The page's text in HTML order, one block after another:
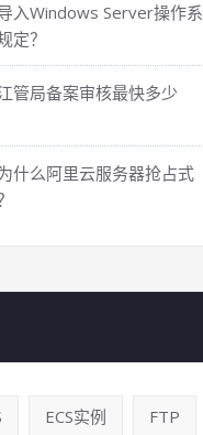
入Windows Server操作系
定？
管局备案审核最快多少
什么阿里云服务器抢占式
ECS实例 FTP